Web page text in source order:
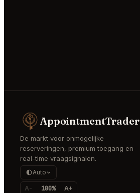
AppointmentTrader
De markt voor onmogelijke
reserveringen, premium toegang en
real-time vraagsignalen.
Auto
A- 100% A+